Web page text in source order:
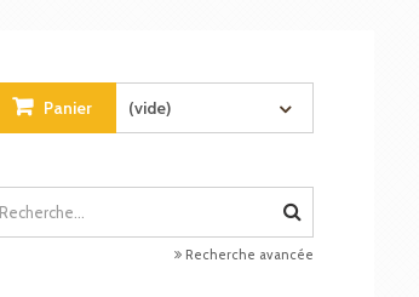
Panier (vide)
Recherche avancée